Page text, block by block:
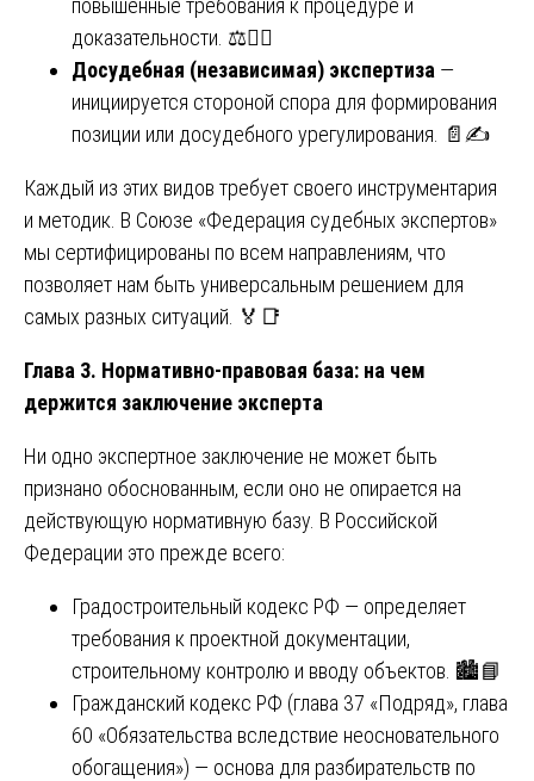
повышенные требования к процедуре и
доказательности. ⚖️👩‍⚖️
Досудебная (независимая) экспертиза —
инициируется стороной спора для формирования
позиции или досудебного урегулирования. 📄✍️
Каждый из этих видов требует своего инструментария
и методик. В Союзе «Федерация судебных экспертов»
мы сертифицированы по всем направлениям, что
позволяет нам быть универсальным решением для
самых разных ситуаций. 🏅📑
Глава 3. Нормативно-правовая база: на чем
держится заключение эксперта
Ни одно экспертное заключение не может быть
признано обоснованным, если оно не опирается на
действующую нормативную базу. В Российской
Федерации это прежде всего:
Градостроительный кодекс РФ — определяет
требования к проектной документации,
строительному контролю и вводу объектов. 🏙️📘
Гражданский кодекс РФ (глава 37 «Подряд», глава
60 «Обязательства вследствие неосновательного
обогащения») — основа для разбирательств по